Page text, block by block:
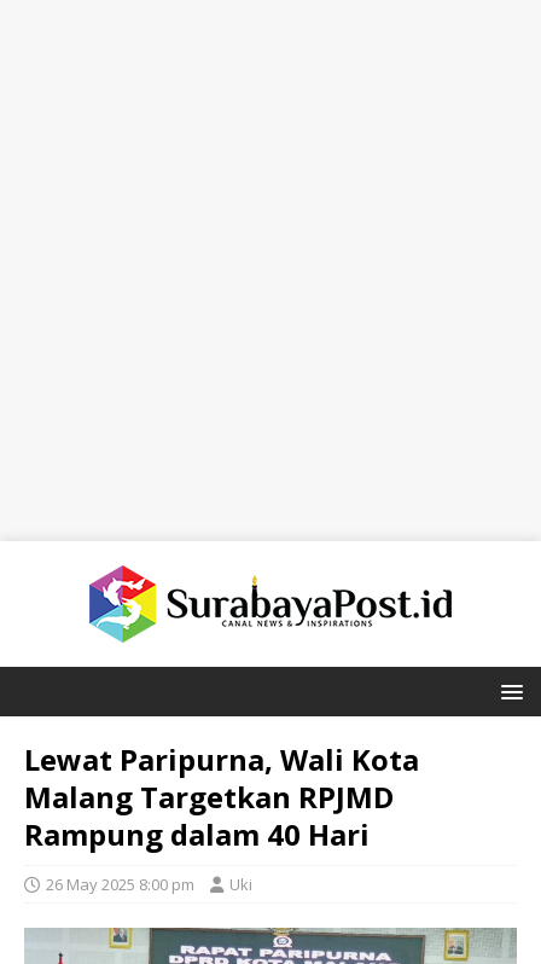
Lewat Paripurna, Wali Kota
Malang Targetkan RPJMD
Rampung dalam 40 Hari
26 May 2025 8:00 pm Uki